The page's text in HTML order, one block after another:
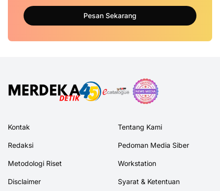
Pesan Sekarang
Kontak Tentang Kami
Redaksi Pedoman Media Siber
Metodologi Riset Workstation
Disclaimer Syarat & Ketentuan